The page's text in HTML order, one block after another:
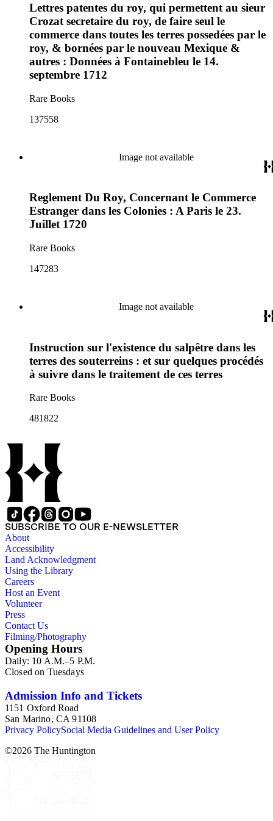
Lettres patentes du roy, qui permettent au sieur
Crozat secretaire du roy, de faire seul le
commerce dans toutes les terres possedées par le
roy, & bornées par le nouveau Mexique &
autres : Données à Fontainebleu le 14.
septembre 1712
Rare Books
137558
Image not available
Reglement Du Roy, Concernant le Commerce
Estranger dans les Colonies : A Paris le 23.
Juillet 1720
Rare Books
147283
Image not available
Instruction sur l'existence du salpêtre dans les
terres des souterreins : et sur quelques procédés
à suivre dans le traitement de ces terres
Rare Books
481822
SUBSCRIBE TO OUR E-NEWSLETTER
About
Accessibility
Land Acknowledgment
Using the Library
Careers
Host an Event
Volunteer
Press
Contact Us
Filming/Photography
Opening Hours
Daily: 10 A.M.–5 P.M.
Closed on Tuesdays
Admission Info and Tickets
1151 Oxford Road
San Marino, CA 91108
Privacy PolicySocial Media Guidelines and User Policy
©2026 The Huntington